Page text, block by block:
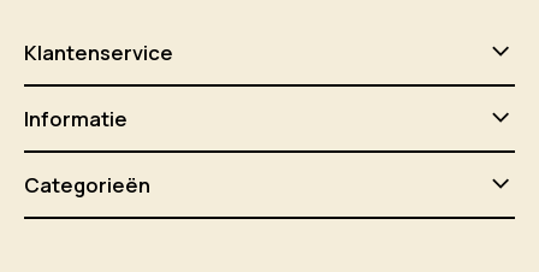
Klantenservice
Informatie
Categorieën